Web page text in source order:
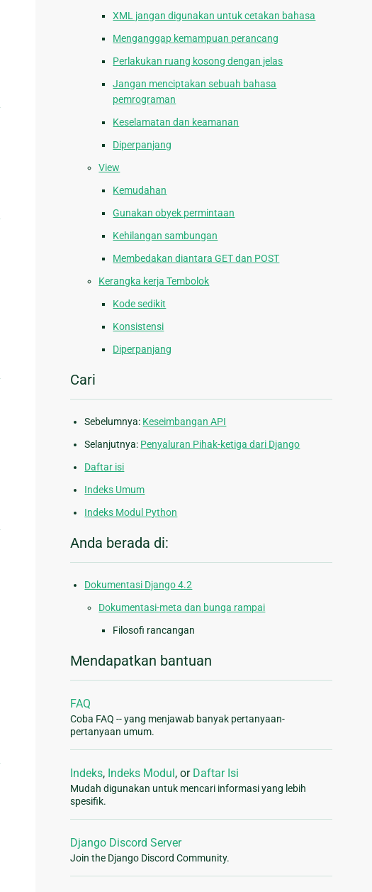
XML jangan digunakan untuk cetakan bahasa
Menganggap kemampuan perancang
Perlakukan ruang kosong dengan jelas
Jangan menciptakan sebuah bahasa
pemrograman
Keselamatan dan keamanan
Diperpanjang
View
Kemudahan
Gunakan obyek permintaan
Kehilangan sambungan
Membedakan diantara GET dan POST
Kerangka kerja Tembolok
Kode sedikit
Konsistensi
Diperpanjang
Cari
Sebelumnya: Keseimbangan API
Selanjutnya: Penyaluran Pihak-ketiga dari Django
Daftar isi
Indeks Umum
Indeks Modul Python
Anda berada di:
Dokumentasi Django 4.2
Dokumentasi-meta dan bunga rampai
Filosofi rancangan
Mendapatkan bantuan
FAQ
Coba FAQ -- yang menjawab banyak pertanyaan-
pertanyaan umum.
Indeks, Indeks Modul , or Daftar Isi
Mudah digunakan untuk mencari informasi yang lebih
spesifik.
Django Discord Server
Join the Django Discord Community.